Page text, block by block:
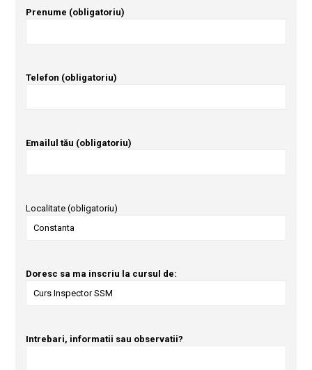
Prenume (obligatoriu)
Telefon (obligatoriu)
Emailul tău (obligatoriu)
Localitate (obligatoriu)
Doresc sa ma inscriu la cursul de:
Intrebari, informatii sau observatii?